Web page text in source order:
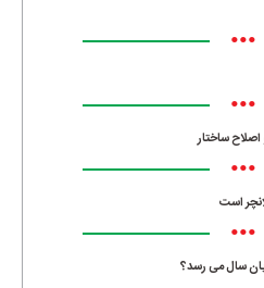
•••
•••
ساختار
•••
است
•••
سال می رسد؟